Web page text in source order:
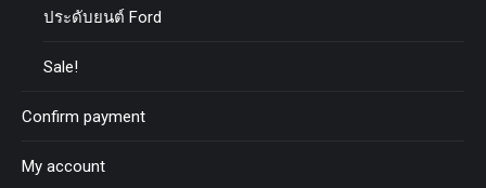
ประดับยนต์ Ford
Sale!
Confirm payment
My account